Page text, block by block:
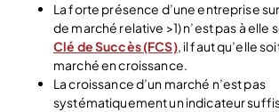
La forte présence d’une entreprise
de marché relative >1) n’est pas à elle
Clé de Succès (FCS), il faut qu’elle
marché en croissance.
La croissance d’un marché n’est pas
systématiquement un indicateur